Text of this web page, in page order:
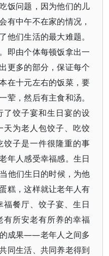
饭问题，因为他们的儿
有中午不在家的情况，
他们生活的最大难题。
即由个体每顿饭拿出一
更多的部分，保证每个
在十元左右的饭菜，要
荤，然后有主食和汤。
饺子宴和生日宴的设
为老人包饺子、吃饺
子是一件很隆重的事
年人感受幸福感。生日
他们生日的时候，为他
糕，这样就让老年人有
餐厅、饺子宴、生日
所安老有所养的幸福
成果——老年人之间多
同生活、共同养老得到